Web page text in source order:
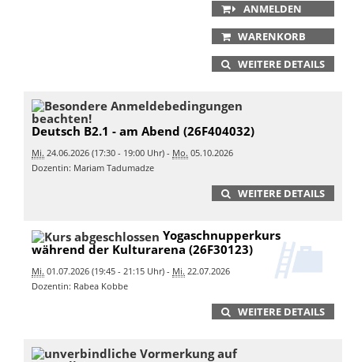
ANMELDEN
WARENKORB
WEITERE DETAILS
Deutsch B2.1 - am Abend (26F404032)
Mi. 24.06.2026 (17:30 - 19:00 Uhr) - Mo. 05.10.2026
Dozentin: Mariam Tadumadze
WEITERE DETAILS
Yogaschnupperkurs
während der Kulturarena (26F30123)
Mi. 01.07.2026 (19:45 - 21:15 Uhr) - Mi. 22.07.2026
Dozentin: Rabea Kobbe
WEITERE DETAILS